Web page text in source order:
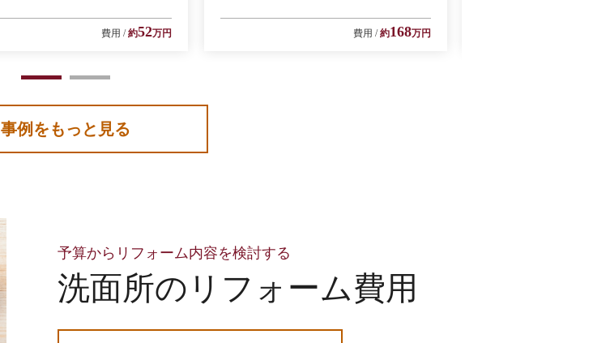
費用 約52万円 費用 約168万円
1 2
事例をもっと見る
予算からリフォーム内容を検討する
洗面所のリフォーム費用